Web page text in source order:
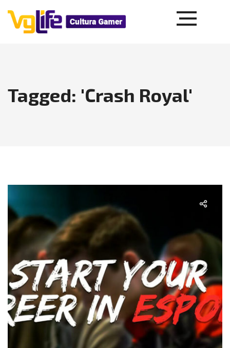
Tagged: 'Crash Royal'